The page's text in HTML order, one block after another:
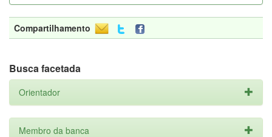
Compartilhamento
Busca facetada
Orientador
Membro da banca